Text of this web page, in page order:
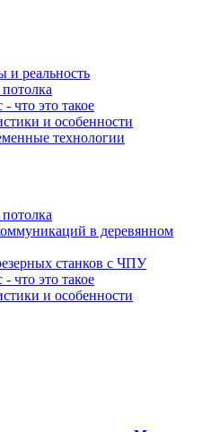
и реальность
что это такое
и особенности
технологии
в деревянном
станков с ЧПУ
что это такое
и особенности